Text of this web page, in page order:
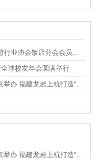
协会饭店分会会员大会
球校友年会圆满举行
建龙岩上杭打造“第二名片”
建龙岩上杭打造“第二名片”